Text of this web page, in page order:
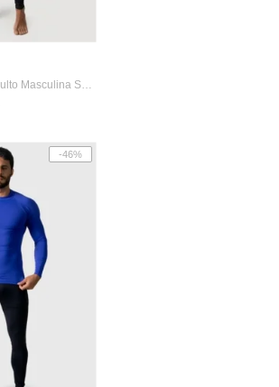
Camisa Térmica Adulto Masculina Segunda ...
-46%